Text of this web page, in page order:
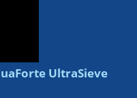
UltraSieve